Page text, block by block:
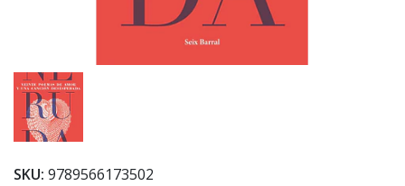
SKU: 9789566173502